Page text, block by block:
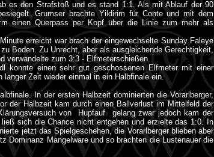
es den Strafstoß und es stand 1:1. Als mit Ablauf der 90
Grumser brachte Yildirim für Conte und mit dem
einen Querpass per Kopf über die Linie zum mehr als
erreicht war brach der eingewechselte Sunday Faleye
Boden. Zu Unrecht, aber als ausgleichende Gerechtigkeit,
verwandelte zum 3:3 - Elfmeterschießen.
konnte einen sehr gut geschossenen Elfmeter mit einer
Zeit wieder einmal in ein Halbfinale ein.
In der ersten Halbzeit dominierten die Vorarlberger,
der Halbzeit kam durch einen Ballverlust im Mittelfeld der
von Hupfauf gelang zwar jedoch kam der
sich die Chance nicht entgehen und erzielte das 1:0. In
jetzt das Spielgeschehen, die Vorarlberger blieben aber
Dominanz Mangelware und so brachten die Lustenauer die